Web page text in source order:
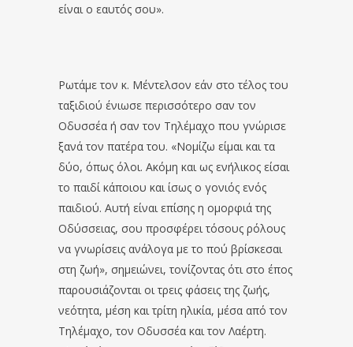
είναι ο εαυτός σου».
Ρωτάμε τον κ. Μέντελσον εάν στο τέλος του
ταξιδιού ένιωσε περισσότερο σαν τον
Οδυσσέα ή σαν τον Τηλέμαχο που γνώρισε
ξανά τον πατέρα του. «Νομίζω είμαι και τα
δύο, όπως όλοι. Ακόμη και ως ενήλικος είσαι
το παιδί κάποιου και ίσως ο γονιός ενός
παιδιού. Αυτή είναι επίσης η ομορφιά της
Οδύσσειας, σου προσφέρει τόσους ρόλους
να γνωρίσεις ανάλογα με το πού βρίσκεσαι
στη ζωή», σημειώνει, τονίζοντας ότι στο έπος
παρουσιάζονται οι τρεις φάσεις της ζωής,
νεότητα, μέση και τρίτη ηλικία, μέσα από τον
Τηλέμαχο, τον Οδυσσέα και τον Λαέρτη.